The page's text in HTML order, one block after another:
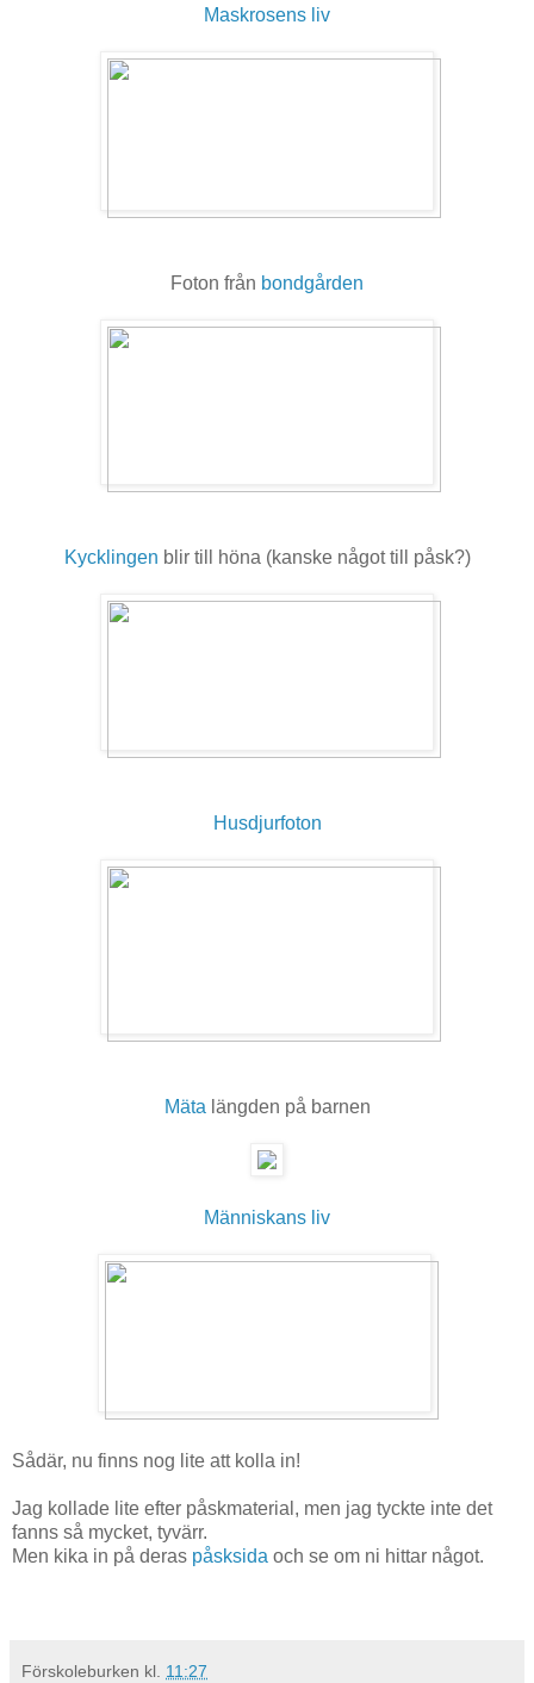
Maskrosens liv
Foton från bondgården
Kycklingen blir till höna (kanske något till påsk?)
Husdjurfoton
Mäta längden på barnen
Människans liv
Sådär, nu finns nog lite att kolla in!
Jag kollade lite efter påskmaterial, men jag tyckte inte det
fanns så mycket, tyvärr.
Men kika in på deras påsksida och se om ni hittar något.
Förskoleburken kl. 11:27